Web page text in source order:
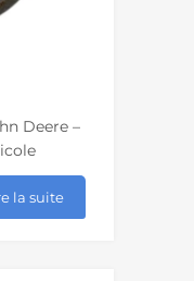
Deere –
la suite